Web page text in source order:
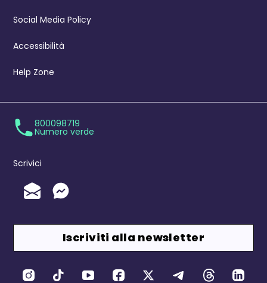
Social Media Policy
Accessibilità
Help Zone
800098719
Numero verde
Scrivici
Invia un'Email
Messenger
Iscriviti alla newsletter
Canali Social